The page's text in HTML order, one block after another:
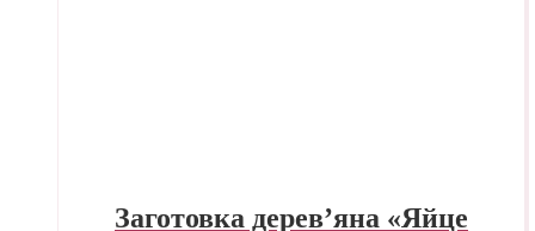
Заготовка дерев’яна «Яйце